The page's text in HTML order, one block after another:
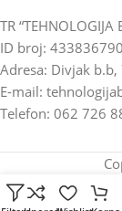
TR “TEHNOLOGIJA
ID broj:
Adresa: Divjak
E-mail:
Telefon: 062 726